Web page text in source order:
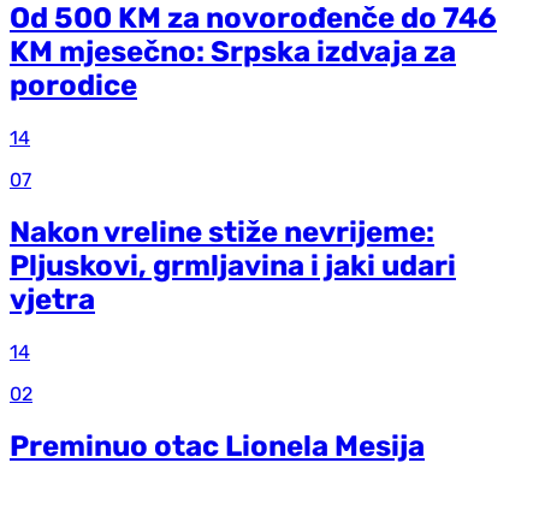
Od 500 KM za novorođenče do 746
KM mjesečno: Srpska izdvaja za
porodice
14
07
Nakon vreline stiže nevrijeme:
Pljuskovi, grmljavina i jaki udari
vjetra
14
02
Preminuo otac Lionela Mesija